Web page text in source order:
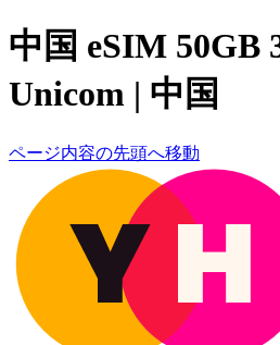
中国 eSIM 50GB
Unicom | 中国
ページ内容の先頭へ移動